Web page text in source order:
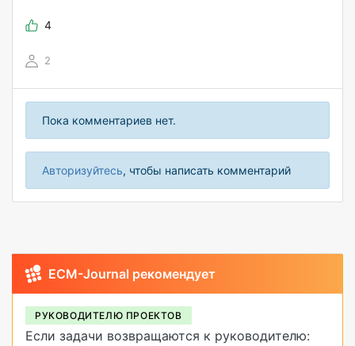
4
2
Пока комментариев нет.
Авторизуйтесь, чтобы написать комментарий
ECM-Journal рекомендует
РУКОВОДИТЕЛЮ ПРОЕКТОВ
Если задачи возвращаются к руководителю: